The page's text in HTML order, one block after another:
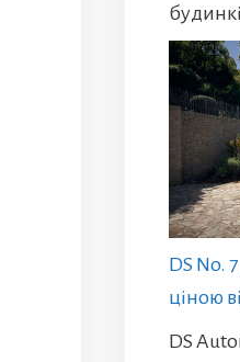
DS No.
ціною
DS